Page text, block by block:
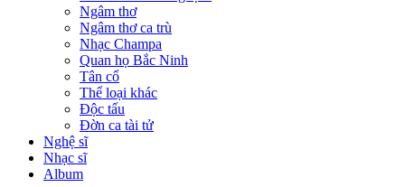
Ngâm thơ
Ngâm thơ ca trù
Nhạc Champa
Quan họ Bắc Ninh
Tân cổ
Thể loại khác
Độc tấu
Đờn ca tài tử
Nghệ sĩ
Nhạc sĩ
Album